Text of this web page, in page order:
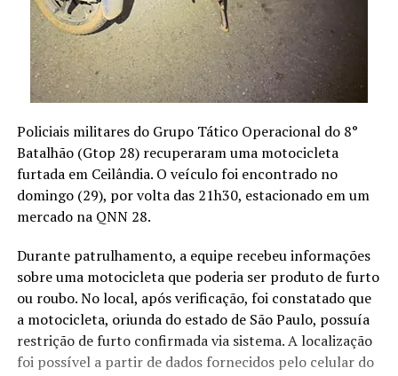
Policiais militares do Grupo Tático Operacional do 8°
Batalhão (Gtop 28) recuperaram uma motocicleta
furtada em Ceilândia. O veículo foi encontrado no
domingo (29), por volta das 21h30, estacionado em um
mercado na QNN 28.
Durante patrulhamento, a equipe recebeu informações
sobre uma motocicleta que poderia ser produto de furto
ou roubo. No local, após verificação, foi constatado que
a motocicleta, oriunda do estado de São Paulo, possuía
restrição de furto confirmada via sistema. A localização
foi possível a partir de dados fornecidos pelo celular do